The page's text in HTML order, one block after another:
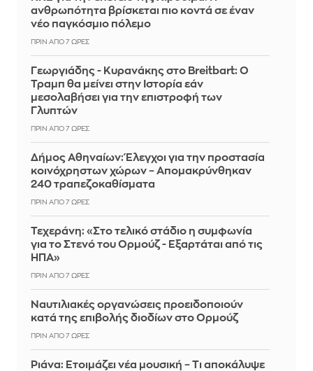
ανθρωπότητα βρίσκεται πιο κοντά σε έναν
νέο παγκόσμιο πόλεμο
ΠΡΙΝ ΑΠΌ 7 ΏΡΕΣ
Γεωργιάδης - Κυρανάκης στο Breitbart: Ο
Τραμπ θα μείνει στην Ιστορία εάν
μεσολαβήσει για την επιστροφή των
Γλυπτών
ΠΡΙΝ ΑΠΌ 7 ΏΡΕΣ
Δήμος Αθηναίων: Έλεγχοι για την προστασία
κοινόχρηστων χώρων – Απομακρύνθηκαν
240 τραπεζοκαθίσματα
ΠΡΙΝ ΑΠΌ 7 ΏΡΕΣ
Τεχεράνη: «Στο τελικό στάδιο η συμφωνία
για το Στενό του Ορμούζ - Εξαρτάται από τις
ΗΠΑ»
ΠΡΙΝ ΑΠΌ 7 ΏΡΕΣ
Ναυτιλιακές οργανώσεις προειδοποιούν
κατά της επιβολής διοδίων στο Ορμούζ
ΠΡΙΝ ΑΠΌ 7 ΏΡΕΣ
Ριάνα: Ετοιμάζει νέα μουσική – Τι αποκάλυψε